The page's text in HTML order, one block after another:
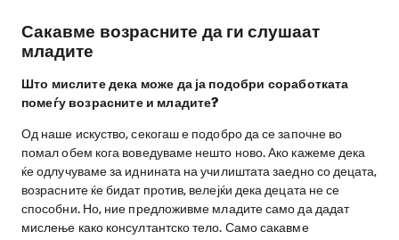
Сакавме возрасните да ги слушаат
младите
Што мислите дека може да ја подобри соработката
помеѓу возрасните и младите?
Од наше искуство, секогаш е подобро да се започне во
помал обем кога воведуваме нешто ново. Ако кажеме дека
ќе одлучуваме за иднината на училиштата заедно со децата,
возрасните ќе бидат против, велејќи дека децата не се
способни. Но, ние предложивме младите само да дадат
мислење како консултантско тело. Само сакавме